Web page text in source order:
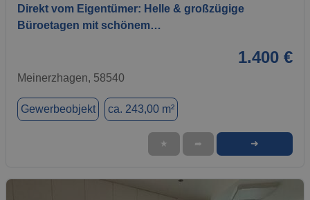
Direkt vom Eigentümer: Helle & großzügige
Büroetagen mit schönem…
1.400 €
Meinerzhagen, 58540
Gewerbeobjekt ca. 243,00 m²
★ ➦ ➜